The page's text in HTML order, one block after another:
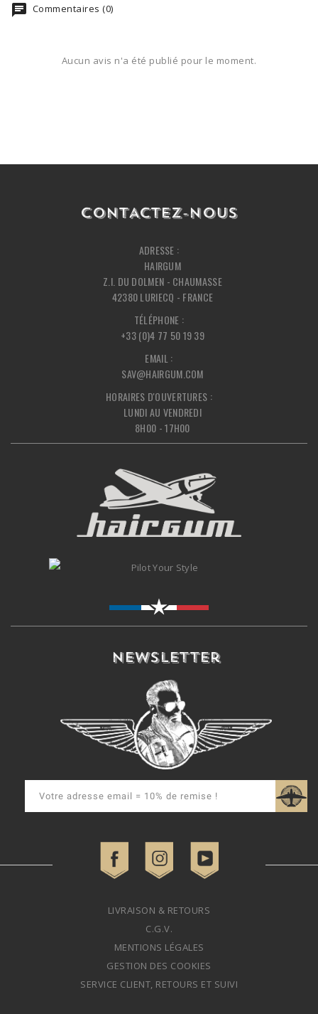
Commentaires (0)
Aucun avis n'a été publié pour le moment.
CONTACTEZ-NOUS
ADRESSE :
HAIRGUM
Z.I. DU DOLMEN - CHAUMASSE
42380 LURIECQ - FRANCE
TÉLÉPHONE :
+33 (0)4 77 50 19 39
EMAIL :
SAV@HAIRGUM.COM
HORAIRES D'OUVERTURES :
LUNDI AU VENDREDI
8H00 - 17H00
Newsletter
LIVRAISON & RETOURS
C.G.V.
MENTIONS LÉGALES
GESTION DES COOKIES
SERVICE CLIENT, RETOURS ET SUIVI